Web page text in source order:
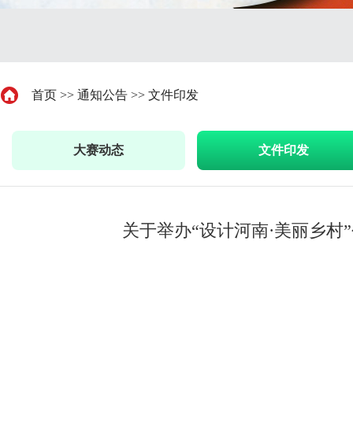
首页 >> 通知公告 >> 文件印发
大赛动态 文件印发
关于举办“设计河南·美丽乡